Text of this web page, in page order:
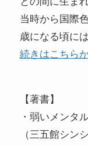
当時から国際
歳になる頃に
続きはこちら
【著書】
・弱いメンタ
（三五館シン